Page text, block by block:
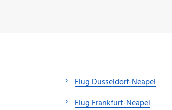
Flug Düsseldorf-Neapel
Flug Frankfurt-Neapel